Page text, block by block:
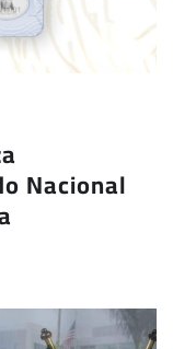
Nacional